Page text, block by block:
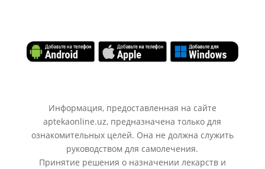
Информация, предоставленная на сайте
aptekaonline.uz, предназначена только для
ознакомительных целей. Она не должна служить
руководством для самолечения.
Принятие решения о назначении лекарств и